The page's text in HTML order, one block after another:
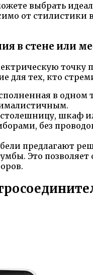
выбрать
от
в стене или
для тех, кто
в
шкаф
без
предлагают
Это